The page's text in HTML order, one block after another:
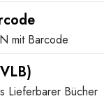
mit Barcode
Lieferbarer Bücher